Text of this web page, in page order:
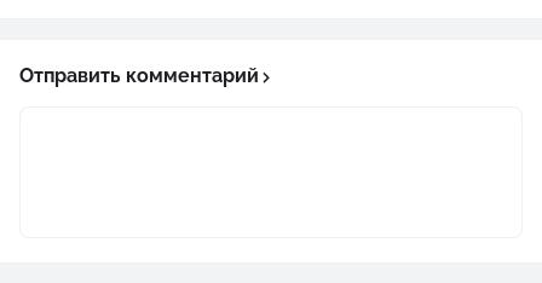
Отправить комментарий